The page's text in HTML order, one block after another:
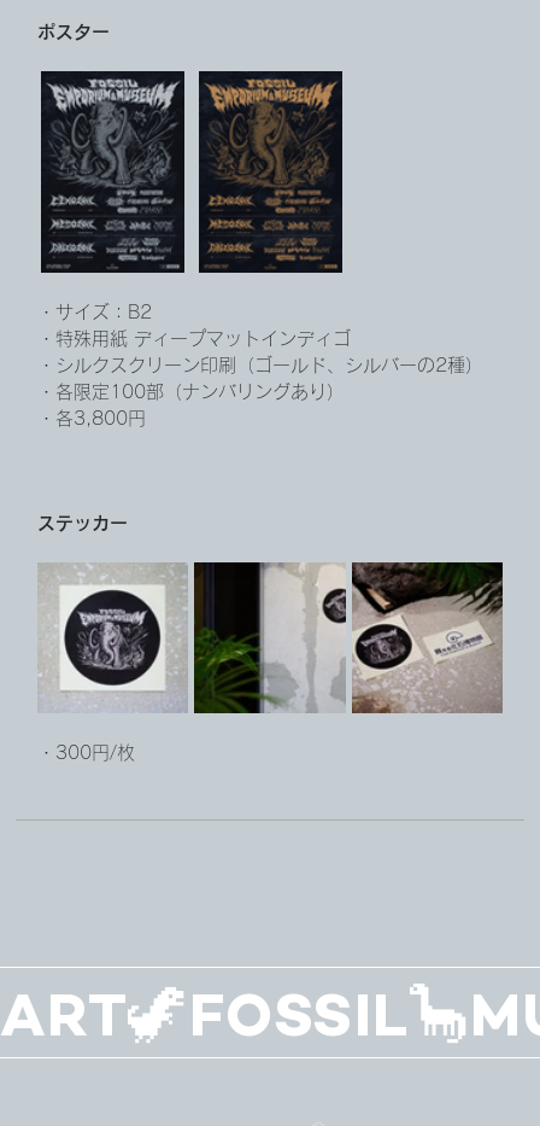
ポスター
・サイズ：B2
・特殊用紙 ディープマットインディゴ
・シルクスクリーン印刷（ゴールド、シルバーの2種）
・各限定100部（ナンバリングあり）
・各3,800円
ステッカー
・300円/枚